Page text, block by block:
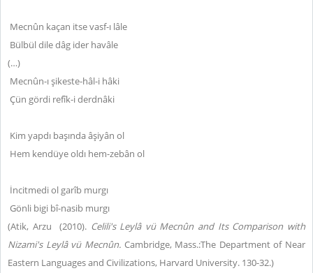
Mecnûn kaçan itse vasf-ı lâle
Bülbül dile dâg ider havâle
(…)
Mecnûn-ı şikeste-hâl-i hâki
Çün gördi refîk-i derdnâki
Kim yapdı başında âşiyân ol
Hem kendüye oldı hem-zebân ol
İncitmedi ol garîb murgı
Gönli bigi bî-nasib murgı
(Atik, Arzu (2010). Celili's Leylâ vü Mecnûn and Its Comparison with
Nizami's Leylâ vü Mecnûn. Cambridge, Mass.:The Department of Near
Eastern Languages and Civilizations, Harvard University. 130-32.)